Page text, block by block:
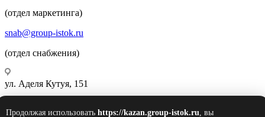
Продолжая использовать https://kazan.group-istok.ru, вы
(отдел маркетинга)
snab@group-istok.ru
(отдел снабжения)
ул. Аделя Кутуя, 151